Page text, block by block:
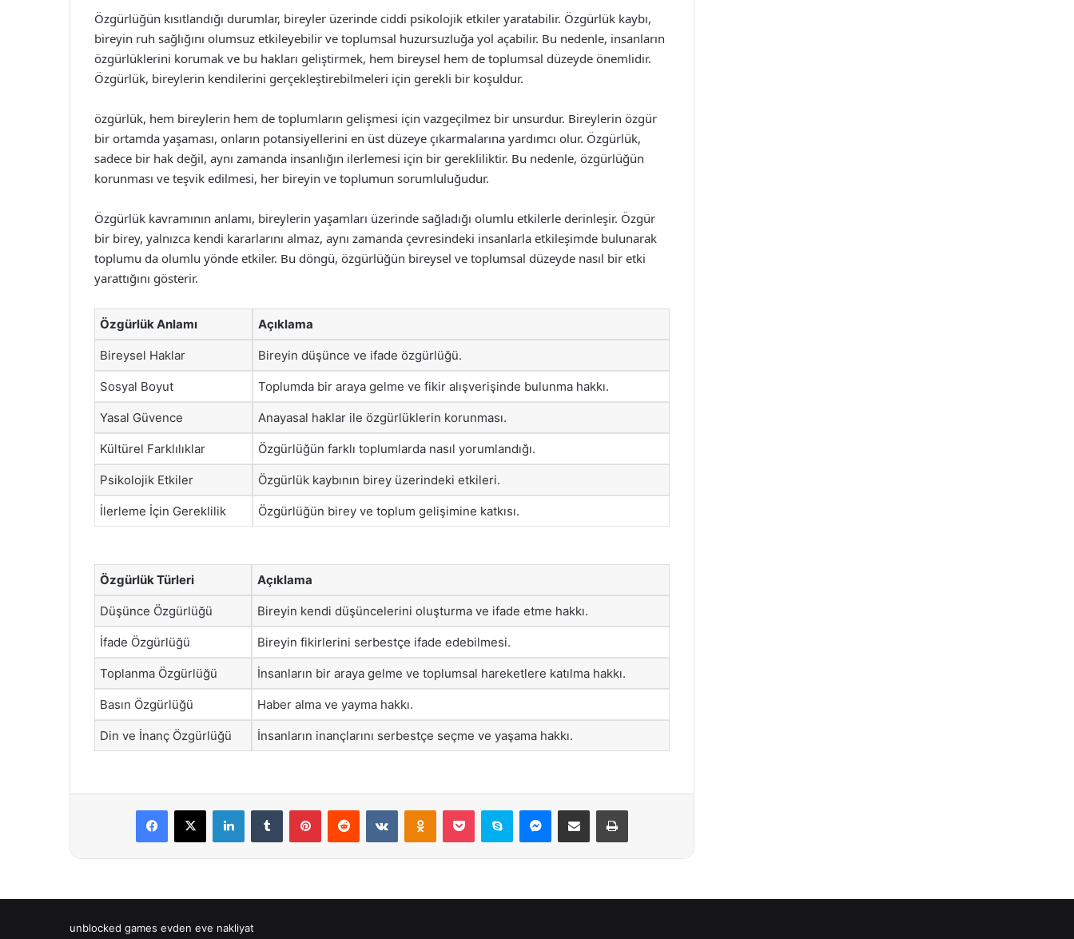
Özgürlüğün kısıtlandığı durumlar, bireyler üzerinde ciddi psikolojik etkiler yaratabilir. Özgürlük kaybı,
bireyin ruh sağlığını olumsuz etkileyebilir ve toplumsal huzursuzluğa yol açabilir. Bu nedenle, insanların
özgürlüklerini korumak ve bu hakları geliştirmek, hem bireysel hem de toplumsal düzeyde önemlidir.
Özgürlük, bireylerin kendilerini gerçekleştirebilmeleri için gerekli bir koşuldur.
özgürlük, hem bireylerin hem de toplumların gelişmesi için vazgeçilmez bir unsurdur. Bireylerin özgür
bir ortamda yaşaması, onların potansiyellerini en üst düzeye çıkarmalarına yardımcı olur. Özgürlük,
sadece bir hak değil, aynı zamanda insanlığın ilerlemesi için bir gerekliliktir. Bu nedenle, özgürlüğün
korunması ve teşvik edilmesi, her bireyin ve toplumun sorumluluğudur.
Özgürlük kavramının anlamı, bireylerin yaşamları üzerinde sağladığı olumlu etkilerle derinleşir. Özgür
bir birey, yalnızca kendi kararlarını almaz, aynı zamanda çevresindeki insanlarla etkileşimde bulunarak
toplumu da olumlu yönde etkiler. Bu döngü, özgürlüğün bireysel ve toplumsal düzeyde nasıl bir etki
yarattığını gösterir.
Özgürlük Anlamı Açıklama
Bireysel Haklar Bireyin düşünce ve ifade özgürlüğü.
Sosyal Boyut Toplumda bir araya gelme ve fikir alışverişinde bulunma hakkı.
Yasal Güvence Anayasal haklar ile özgürlüklerin korunması.
Kültürel Farklılıklar Özgürlüğün farklı toplumlarda nasıl yorumlandığı.
Psikolojik Etkiler Özgürlük kaybının birey üzerindeki etkileri.
İlerleme İçin Gereklilik Özgürlüğün birey ve toplum gelişimine katkısı.
Özgürlük Türleri Açıklama
Düşünce Özgürlüğü Bireyin kendi düşüncelerini oluşturma ve ifade etme hakkı.
İfade Özgürlüğü Bireyin fikirlerini serbestçe ifade edebilmesi.
Toplanma Özgürlüğü İnsanların bir araya gelme ve toplumsal hareketlere katılma hakkı.
Basın Özgürlüğü Haber alma ve yayma hakkı.
Din ve İnanç Özgürlüğü İnsanların inançlarını serbestçe seçme ve yaşama hakkı.
Facebook
X LinkedInTumblr PinterestReddit VKontakteOdnoklassniki
Pocket Skype Messenger
E-Posta ile paylaş Yazdır
unblocked games evden eve nakliyat